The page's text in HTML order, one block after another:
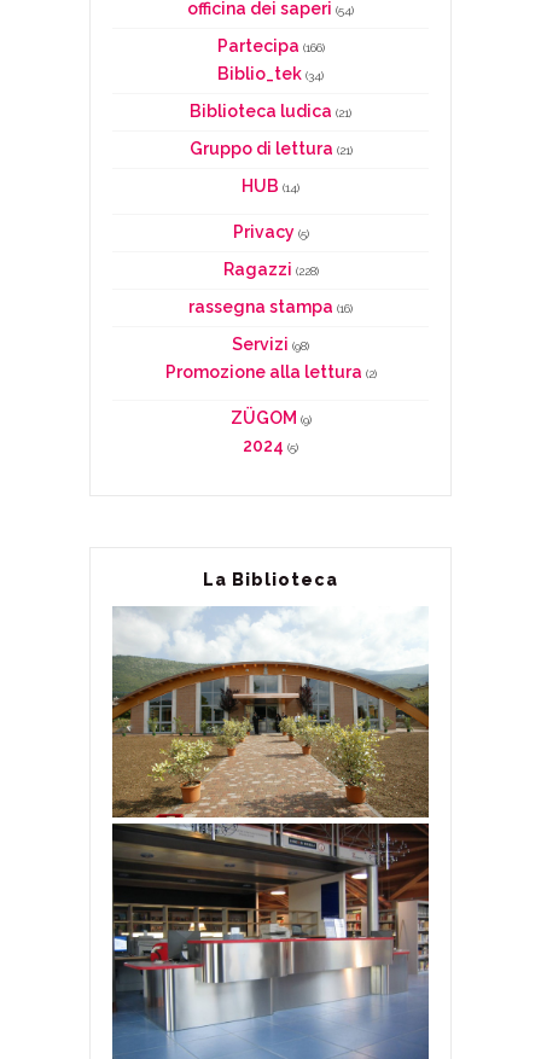
officina dei saperi (54)
Partecipa (166)
Biblio_tek (34)
Biblioteca ludica (21)
Gruppo di lettura (21)
HUB (14)
Privacy(5)
Ragazzi (228)
rassegna stampa (16)
Servizi (98)
Promozione alla lettura (2)
ZÜGOM (9)
2024 (5)
La Biblioteca